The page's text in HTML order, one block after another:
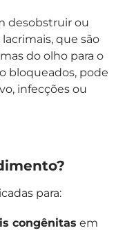
desobstruir ou
que são
do olho para o
bloqueados, pode
infecções ou
para:
congênitas em